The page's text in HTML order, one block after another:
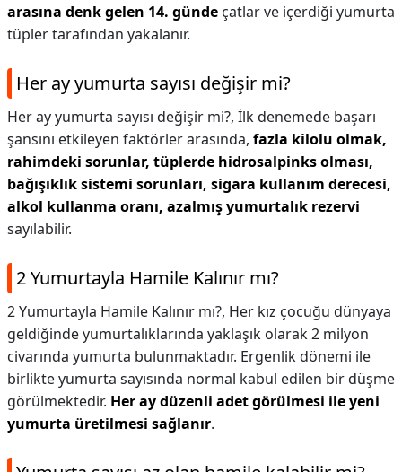
arasına denk gelen 14. günde çatlar ve içerdiği yumurta
tüpler tarafından yakalanır.
Her ay yumurta sayısı değişir mi?
Her ay yumurta sayısı değişir mi?, İlk denemede başarı
şansını etkileyen faktörler arasında, fazla kilolu olmak,
rahimdeki sorunlar, tüplerde hidrosalpinks olması,
bağışıklık sistemi sorunları, sigara kullanım derecesi,
alkol kullanma oranı, azalmış yumurtalık rezervi
sayılabilir.
2 Yumurtayla Hamile Kalınır mı?
2 Yumurtayla Hamile Kalınır mı?, Her kız çocuğu dünyaya
geldiğinde yumurtalıklarında yaklaşık olarak 2 milyon
civarında yumurta bulunmaktadır. Ergenlik dönemi ile
birlikte yumurta sayısında normal kabul edilen bir düşme
görülmektedir. Her ay düzenli adet görülmesi ile yeni
yumurta üretilmesi sağlanır.